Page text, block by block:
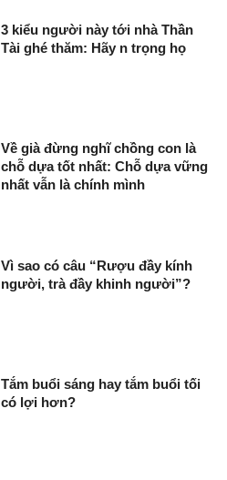
3 kiểu người này tới nhà Thần
Tài ghé thăm: Hãy n trọng họ
Về già đừng nghĩ chồng con là
chỗ dựa tốt nhất: Chỗ dựa vững
nhất vẫn là chính mình
Vì sao có câu “Rượu đầy kính
người, trà đầy khinh người”?
Tắm buổi sáng hay tắm buổi tối
có lợi hơn?